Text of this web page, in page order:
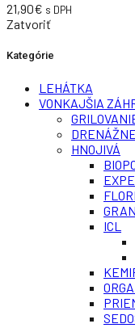
21,90€ s DPH
Zatvoriť
Kategórie
LEHÁTKA
VONKAJŠIA
HNOJIVÁ
ICL